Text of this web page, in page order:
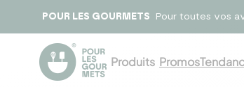
POUR LES GOURMETS Pour toutes vos
Produits Promos